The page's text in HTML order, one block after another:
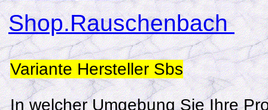
Shop.Rauschenbach
Variante Hersteller Sbs
In welcher Umgebung Sie Ihre